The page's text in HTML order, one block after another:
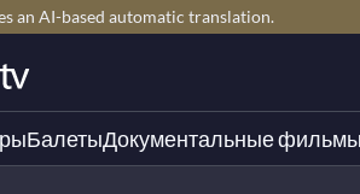
an AI-based automatic translation.
БалетыДокументальные фильмы